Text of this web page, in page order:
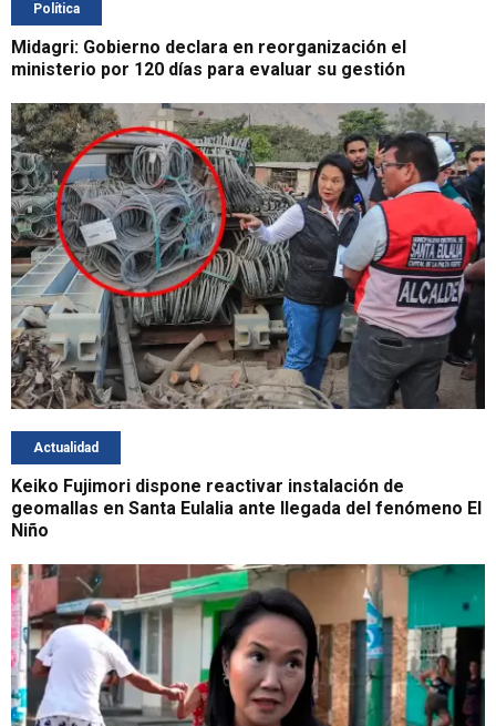
Política
Midagri: Gobierno declara en reorganización el
ministerio por 120 días para evaluar su gestión
Actualidad
Keiko Fujimori dispone reactivar instalación de
geomallas en Santa Eulalia ante llegada del fenómeno El
Niño